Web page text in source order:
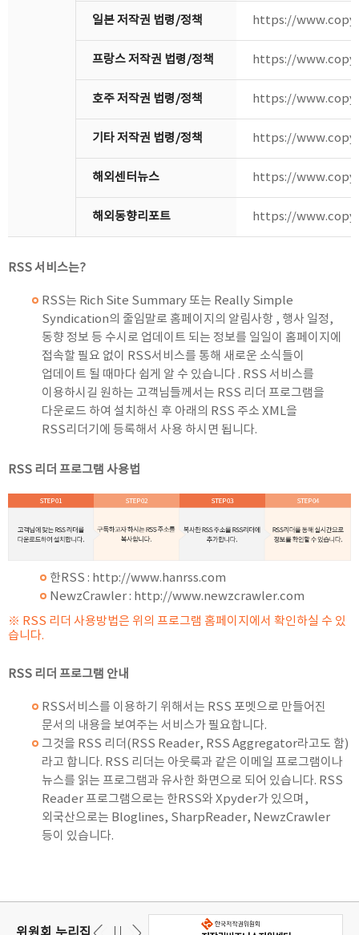
일본 저작권 법령/정책 https://
프랑스 저작권 법령/정책 https://
호주 저작권 법령/정책 https://
기타 저작권 법령/정책 https://
해외센터뉴스 https://
해외동향리포트 https://
RSS 서비스는?
RSS는 Rich Site Summary 또는 Really Simple
Syndication의 줄임말로 홈페이지의 알림사항 , 행사 일정,
동향 정보 등 수시로 업데이트 되는 정보를 일일이 홈페이지에
접속할 필요 없이 RSS서비스를 통해 새로운 소식들이
업데이트 될 때마다 쉽게 알 수 있습니다 . RSS 서비스를
이용하시길 원하는 고객님들께서는 RSS 리더 프로그램을
다운로드 하여 설치하신 후 아래의 RSS 주소 XML을
RSS리더기에 등록해서 사용 하시면 됩니다.
RSS 리더 프로그램 사용법
한RSS : http://www.hanrss.com
NewzCrawler : http://www.newzcrawler.com
※ RSS 리더 사용방법은 위의 프로그램 홈페이지에서 확인하실 수 있
습니다.
RSS 리더 프로그램 안내
RSS서비스를 이용하기 위해서는 RSS 포멧으로 만들어진
문서의 내용을 보여주는 서비스가 필요합니다.
그것을 RSS 리더(RSS Reader, RSS Aggregator라고도 함)
라고 합니다. RSS 리더는 아웃룩과 같은 이메일 프로그램이나
뉴스를 읽는 프로그램과 유사한 화면으로 되어 있습니다. RSS
Reader 프로그램으로는 한RSS와 Xpyder가 있으며,
외국산으로는 Bloglines, SharpReader, NewzCrawler
등이 있습니다.